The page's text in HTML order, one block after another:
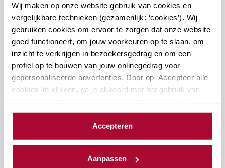
Wij maken op onze website gebruik van cookies en
vergelijkbare technieken (gezamenlijk: ‘cookies’). Wij
gebruiken cookies om ervoor te zorgen dat onze website
goed functioneert, om jouw voorkeuren op te slaan, om
inzicht te verkrijgen in bezoekersgedrag en om een
profiel op te bouwen van jouw onlinegedrag voor
gepersonaliseerde advertenties. Door op ‘Accepteer alle
cookies’ te klikken, ga je akkoord met het gebruik van
cookieverklaring.
We werken samen met23 derdendie uw gegevens
Accepteren
Aanpassen
Docenten
Vragen over deze cursus?
Naar vragenformulier